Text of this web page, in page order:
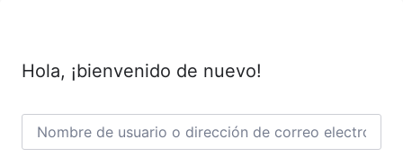
Hola, ¡bienvenido de nuevo!